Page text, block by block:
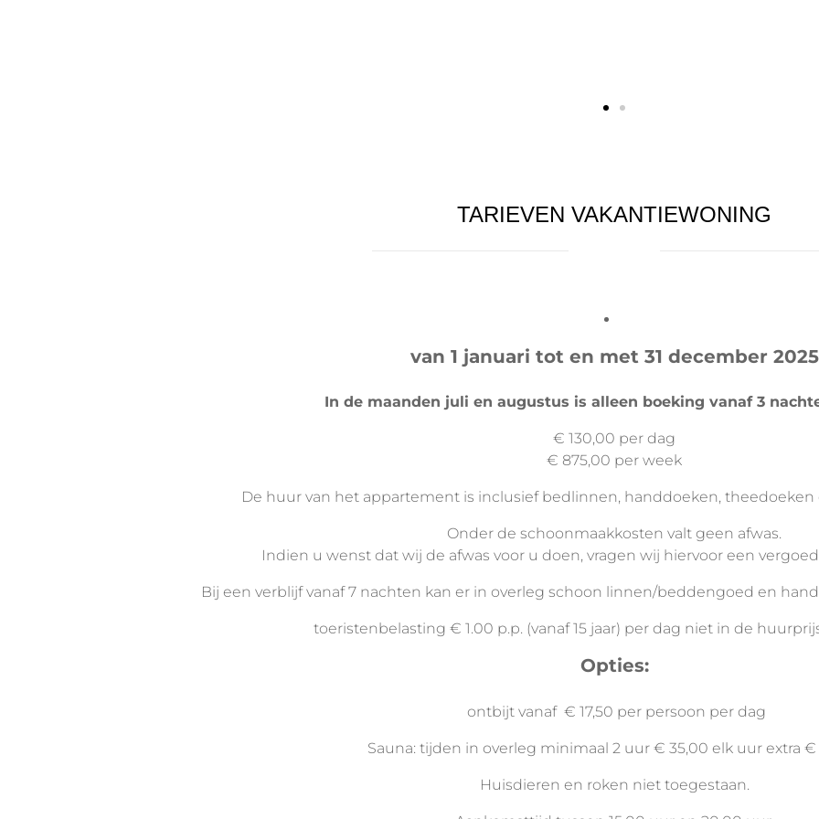
TARIEVEN VAKANTIEWONING
van 1 januari tot en met 31 december 2025
In de maanden juli en augustus is alleen boeking vanaf 3
€ 130,00 per dag
€ 875,00 per week
De huur van het appartement is inclusief bedlinnen, handdoeken, theedoeken
Onder de schoonmaakkosten valt geen afwas.
Indien u wenst dat wij de afwas voor u doen, vragen wij hiervoor een
Bij een verblijf vanaf 7 nachten kan er in overleg schoon linnen/beddengoed en
toeristenbelasting € 1.00 p.p. (vanaf 15 jaar) per dag niet in de
Opties:
ontbijt vanaf € 17,50 per persoon per dag
Sauna: tijden in overleg minimaal 2 uur € 35,00 elk uur extra €
Huisdieren en roken niet toegestaan.